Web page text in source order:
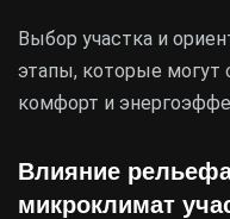
Выбор участка и
этапы, которые могут
комфорт и
Влияние
микроклимат